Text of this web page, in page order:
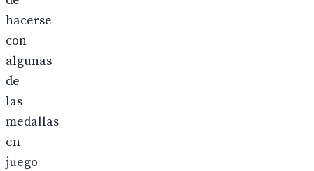
hacerse
con
algunas
de
las
medallas
en
juego